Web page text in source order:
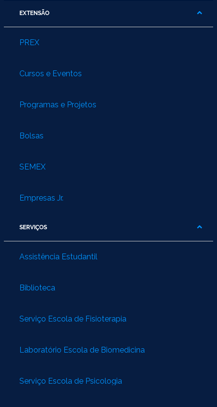
EXTENSÃO
PREX
Cursos e Eventos
Programas e Projetos
Bolsas
SEMEX
Empresas Jr.
SERVIÇOS
Assistência Estudantil
Biblioteca
Serviço Escola de Fisioterapia
Laboratório Escola de Biomedicina
Serviço Escola de Psicologia